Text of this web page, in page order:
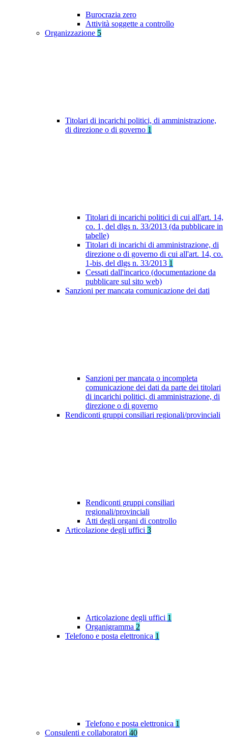
Burocrazia zero
Attività soggette a controllo
Organizzazione 5
Titolari di incarichi politici, di amministrazione,
di direzione o di governo 1
Titolari di incarichi politici di cui all'art. 14,
co. 1, del dlgs n. 33/2013 (da pubblicare in
tabelle)
Titolari di incarichi di amministrazione, di
direzione o di governo di cui all'art. 14, co.
1-bis, del dlgs n. 33/2013 1
Cessati dall'incarico (documentazione da
pubblicare sul sito web)
Sanzioni per mancata comunicazione dei dati
Sanzioni per mancata o incompleta
comunicazione dei dati da parte dei titolari
di incarichi politici, di amministrazione, di
direzione o di governo
Rendiconti gruppi consiliari regionali/provinciali
Rendiconti gruppi consiliari
regionali/provinciali
Atti degli organi di controllo
Articolazione degli uffici 3
Articolazione degli uffici 1
Organigramma 2
Telefono e posta elettronica 1
Telefono e posta elettronica 1
Consulenti e collaboratori 40